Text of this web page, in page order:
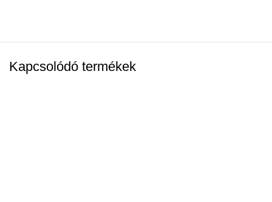
Kapcsolódó termékek